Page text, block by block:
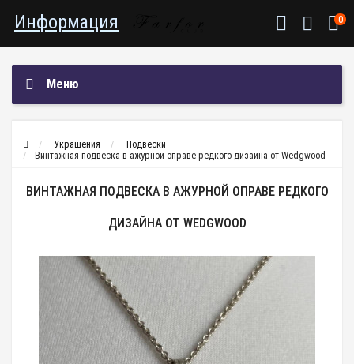
Информация 0
Меню
Украшения
Подвески
Винтажная подвеска в ажурной оправе редкого дизайна от Wedgwood
ВИНТАЖНАЯ ПОДВЕСКА В АЖУРНОЙ ОПРАВЕ РЕДКОГО
ДИЗАЙНА ОТ WEDGWOOD